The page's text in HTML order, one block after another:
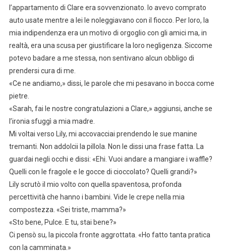
l’appartamento di Clare era sovvenzionato. Io avevo comprato
auto usate mentre a lei le noleggiavano con il fiocco. Per loro, la
mia indipendenza era un motivo di orgoglio con gli amici ma, in
realtà, era una scusa per giustificare la loro negligenza. Siccome
potevo badare a me stessa, non sentivano alcun obbligo di
prendersi cura di me.
«Ce ne andiamo,» dissi, le parole che mi pesavano in bocca come
pietre.
«Sarah, fai le nostre congratulazioni a Clare,» aggiunsi, anche se
l’ironia sfuggì a mia madre.
Mi voltai verso Lily, mi accovacciai prendendo le sue manine
tremanti. Non addolcii la pillola. Non le dissi una frase fatta. La
guardai negli occhi e dissi: «Ehi. Vuoi andare a mangiare i waffle?
Quelli con le fragole e le gocce di cioccolato? Quelli grandi?»
Lily scrutò il mio volto con quella spaventosa, profonda
percettività che hanno i bambini. Vide le crepe nella mia
compostezza. «Sei triste, mamma?»
«Sto bene, Pulce. E tu, stai bene?»
Ci pensò su, la piccola fronte aggrottata. «Ho fatto tanta pratica
con la camminata.»